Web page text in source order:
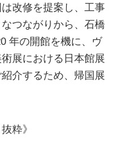
改修を提案し、工事
つながりから、石橋
年の開館を機に、ヴ
展における日本館展
介するため、帰国展
粋》